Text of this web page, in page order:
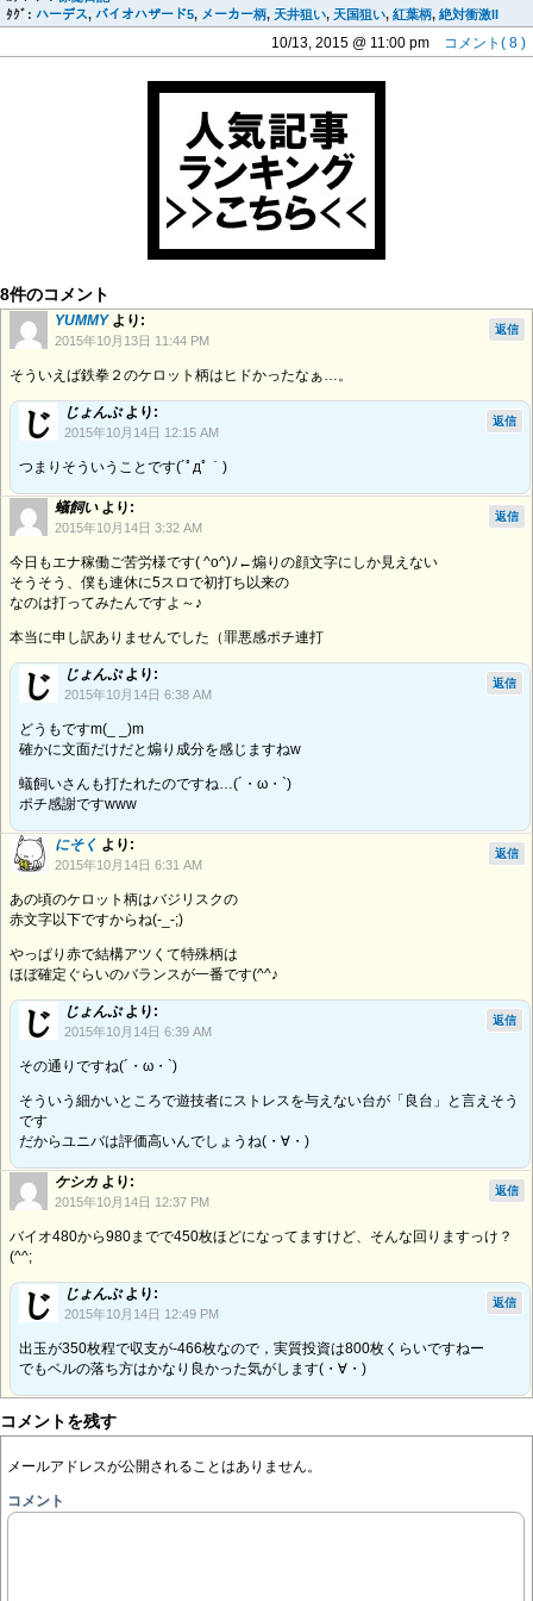
ﾀｸﾞ: ハーデス, バイオハザード5, メーカー柄, 天井狙い, 天国狙い, 紅葉柄, 絶対衝激II
10/13, 2015 @ 11:00 pm コメント( 8 )
8件のコメント
YUMMY より:
2015年10月13日 11:44 PM
そういえば鉄拳２のケロット柄はヒドかったなぁ…。
返信
じょんぷ より:
2015年10月14日 12:15 AM
つまりそういうことです(´ﾟдﾟ｀)
返信
蟻飼い より:
2015年10月14日 3:32 AM
今日もエナ稼働ご苦労様です( ^o^)ﾉ←煽りの顔文字にしか見えない
そうそう、僕も連休に5スロで初打ち以来の
なのは打ってみたんですよ～♪
本当に申し訳ありませんでした（罪悪感ポチ連打
返信
じょんぷ より:
2015年10月14日 6:38 AM
どうもですm(_ _)m
確かに文面だけだと煽り成分を感じますねw
蟻飼いさんも打たれたのですね…(´・ω・`)
ポチ感謝ですwww
返信
にそく より:
2015年10月14日 6:31 AM
あの頃のケロット柄はバジリスクの
赤文字以下ですからね(-_-;)
やっぱり赤で結構アツくて特殊柄は
ほぼ確定ぐらいのバランスが一番です(^^♪
返信
じょんぷ より:
2015年10月14日 6:39 AM
その通りですね(´・ω・`)
そういう細かいところで遊技者にストレスを与えない台が「良台」と言えそう
です
だからユニバは評価高いんでしょうね(・∀・)
返信
ケシカ より:
2015年10月14日 12:37 PM
バイオ480から980までで450枚ほどになってますけど、そんな回りますっけ？
(^^;
返信
じょんぷ より:
2015年10月14日 12:49 PM
出玉が350枚程で収支が-466枚なので，実質投資は800枚くらいですねー
でもベルの落ち方はかなり良かった気がします(・∀・)
返信
コメントを残す
メールアドレスが公開されることはありません。
コメント